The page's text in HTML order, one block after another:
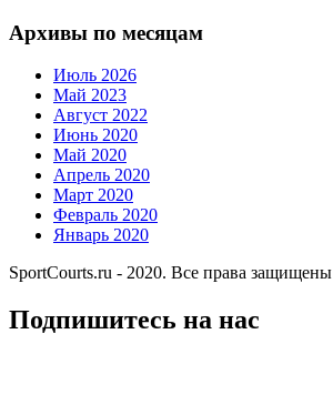
Архивы по месяцам
Июль 2026
Май 2023
Август 2022
Июнь 2020
Май 2020
Апрель 2020
Март 2020
Февраль 2020
Январь 2020
SportCourts.ru - 2020. Все права защищены
Подпишитесь на нас